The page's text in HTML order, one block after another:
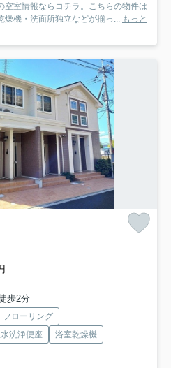
室情報ならコチラ。こちらの物件は
機・洗面所独立などが揃っ...
もっと
歩2分
フローリング
洗浄便座
浴室乾燥機